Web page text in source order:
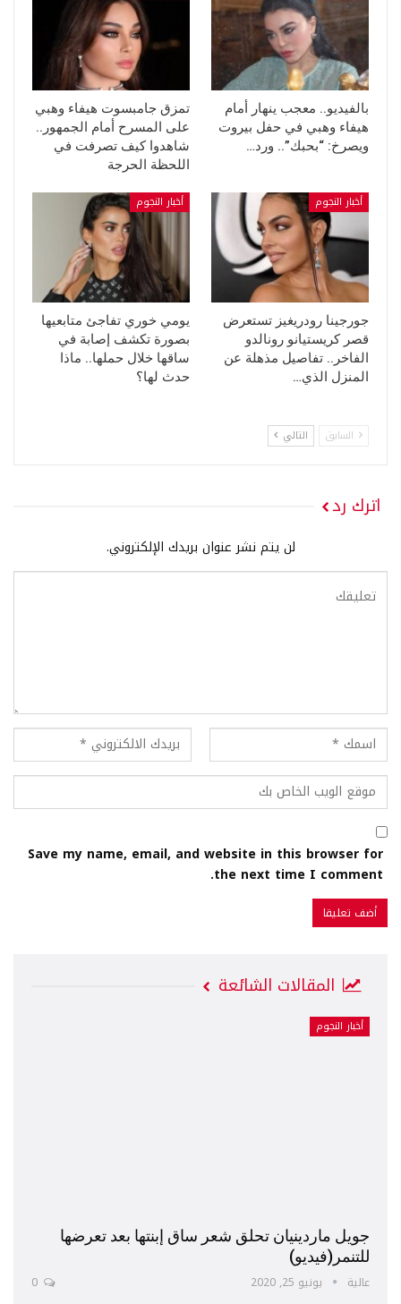
بالفيديو.. معجب ينهار أمام
هيفاء وهبي في حفل بيروت
ويصرخ: “بحبك”.. ورد…
تمزق جامبسوت هيفاء وهبي
على المسرح أمام الجمهور..
شاهدوا كيف تصرفت في
اللحظة الحرجة
أخبار النجوم
جورجينا رودريغيز تستعرض
قصر كريستيانو رونالدو
الفاخر.. تفاصيل مذهلة عن
المنزل الذي…
أخبار النجوم
يومي خوري تفاجئ متابعيها
بصورة تكشف إصابة في
ساقها خلال حملها.. ماذا
حدث لها؟
السابق التالي
اترك رد
لن يتم نشر عنوان بريدك الإلكتروني.
Save my name, email, and website in this browser for
the next time I comment.
المقالات الشائعة
أخبار النجوم
جويل ماردينيان تحلق شعر ساق إبنتها بعد تعرضها
للتنمر(فيديو)
عالية يونيو 25, 2020